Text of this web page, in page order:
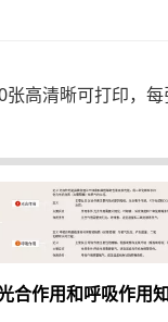
高清晰可打印，
合作用和呼吸作用